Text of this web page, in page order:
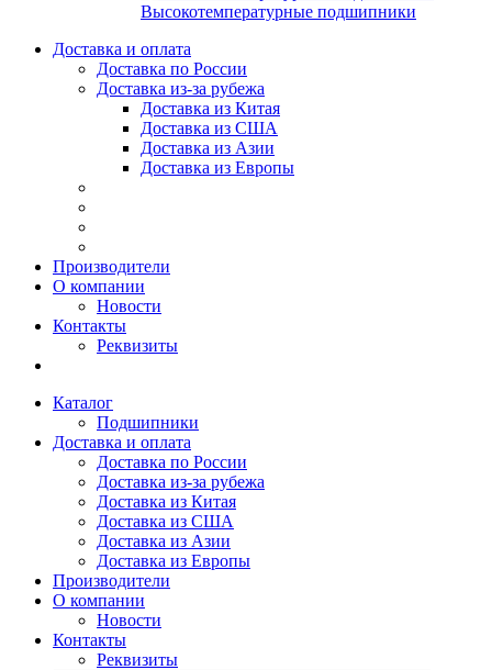
Высокотемпературные подшипники
Доставка и оплата
Доставка по России
Доставка из-за рубежа
Доставка из Китая
Доставка из США
Доставка из Азии
Доставка из Европы
Производители
О компании
Новости
Контакты
Реквизиты
Каталог
Подшипники
Доставка и оплата
Доставка по России
Доставка из-за рубежа
Доставка из Китая
Доставка из США
Доставка из Азии
Доставка из Европы
Производители
О компании
Новости
Контакты
Реквизиты